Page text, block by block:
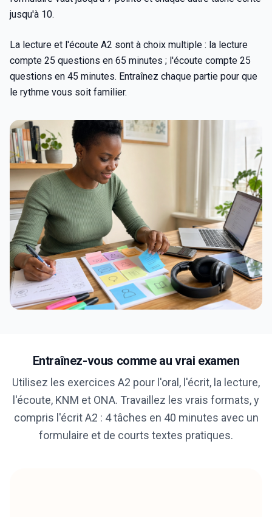
jusqu'à 10.
La lecture et l'écoute A2 sont à choix multiple : la lecture
compte 25 questions en 65 minutes ; l'écoute compte 25
questions en 45 minutes. Entraînez chaque partie pour que
le rythme vous soit familier.
Entraînez-vous comme au vrai examen
Utilisez les exercices A2 pour l'oral, l'écrit, la lecture,
l'écoute, KNM et ONA. Travaillez les vrais formats, y
compris l'écrit A2 : 4 tâches en 40 minutes avec un
formulaire et de courts textes pratiques.